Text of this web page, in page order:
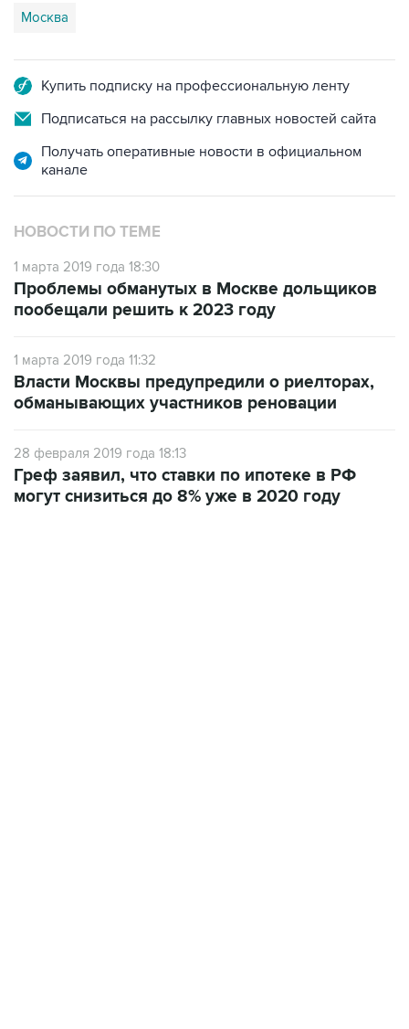
Москва
Купить подписку на профессиональную ленту
Подписаться на рассылку главных новостей сайта
Получать оперативные новости в официальном
канале
НОВОСТИ ПО ТЕМЕ
1 марта 2019 года 18:30
Проблемы обманутых в Москве дольщиков
пообещали решить к 2023 году
1 марта 2019 года 11:32
Власти Москвы предупредили о риелторах,
обманывающих участников реновации
28 февраля 2019 года 18:13
Греф заявил, что ставки по ипотеке в РФ
могут снизиться до 8% уже в 2020 году